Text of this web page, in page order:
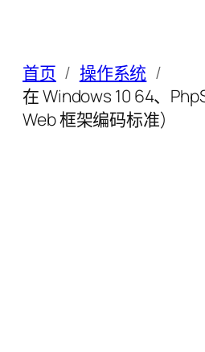
首页
操作系统
在 Windows 10 64、
Web 框架编码标准)